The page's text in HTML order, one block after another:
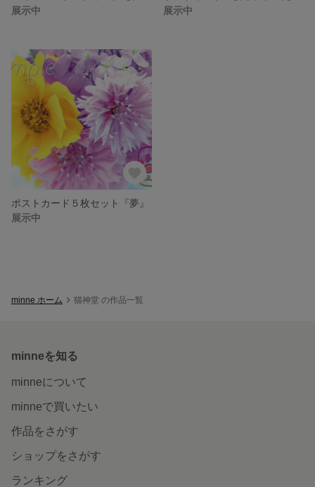
展示中
展示中
ポストカード５枚セット『夢』
展示中
minne ホーム 猫神堂 の作品一覧
minneを知る
minneについて
minneで買いたい
作品をさがす
ショップをさがす
ランキング